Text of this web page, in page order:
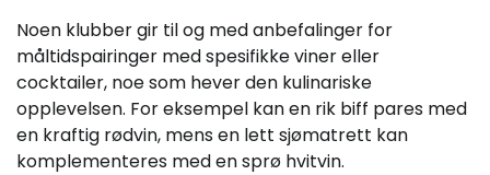
Noen klubber gir til og med anbefalinger for
måltidspairinger med spesifikke viner eller
cocktailer, noe som hever den kulinariske
opplevelsen. For eksempel kan en rik biff pares med
en kraftig rødvin, mens en lett sjømatrett kan
komplementeres med en sprø hvitvin.